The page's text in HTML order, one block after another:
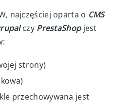
najczęściej oparta o CMS
czy PrestaShop jest
strony)
przechowywana jest